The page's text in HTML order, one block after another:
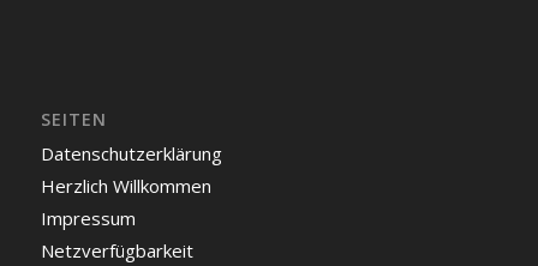
SEITEN
Datenschutzerklärung
Herzlich Willkommen
Impressum
Netzverfügbarkeit